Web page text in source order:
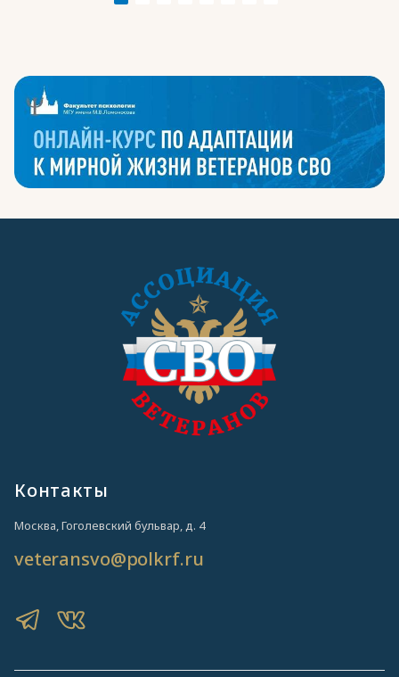
Контакты
Москва, Гоголевский бульвар, д. 4
veteransvo@polkrf.ru